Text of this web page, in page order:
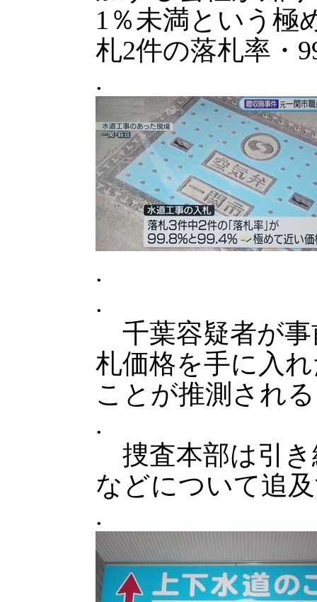
1％未満という極
札2件の落札率・
.
.
.
千葉容疑者が事
札価格を手に入
ことが推測され
.
捜査本部は引き
などについて追
.